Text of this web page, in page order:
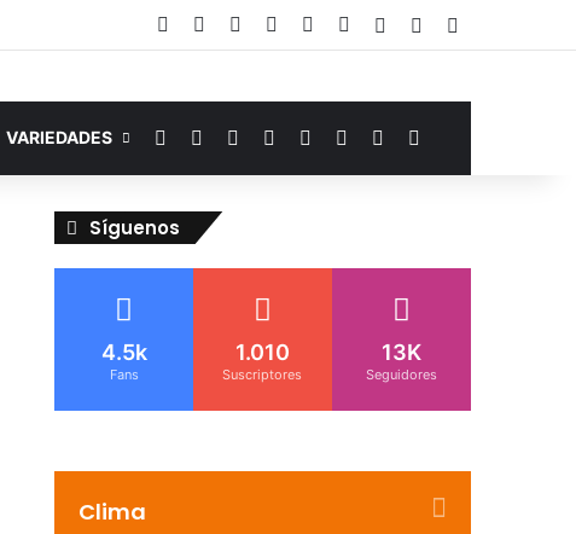
FacebookYouTubeInstagramTelegramWhatsAppGoogle Noticias
AccesoPublicación al
VARIEDADES FacebookYouTubeInstagramTelegramWhatsAppGoogle Noticias
Switch skin
Síguenos
4.5k
Fans
1.010
Suscriptores
13K
Seguidores
Clima